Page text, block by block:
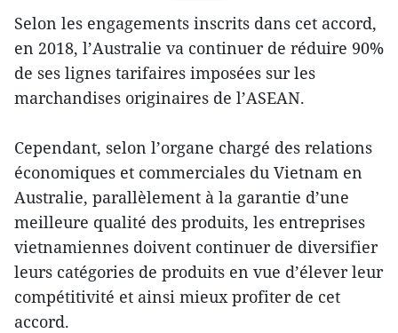
Selon les engagements inscrits dans cet accord,
en 2018, l’Australie va continuer de réduire 90%
de ses lignes tarifaires imposées sur les
marchandises originaires de l’ASEAN.
Cependant, selon l’organe chargé des relations
économiques et commerciales du Vietnam en
Australie, parallèlement à la garantie d’une
meilleure qualité des produits, les entreprises
vietnamiennes doivent continuer de diversifier
leurs catégories de produits en vue d’élever leur
compétitivité et ainsi mieux profiter de cet
accord.